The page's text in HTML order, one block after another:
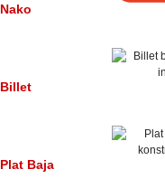
Nako
Billet
Plat Baja